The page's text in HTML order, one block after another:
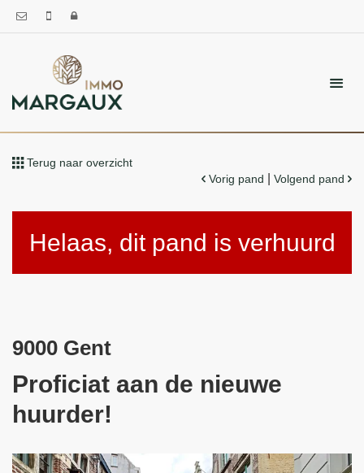
Terug naar overzicht
Vorig pand
Volgend pand
Helaas, dit pand is verhuurd
9000 Gent
Proficiat aan de nieuwe
huurder!